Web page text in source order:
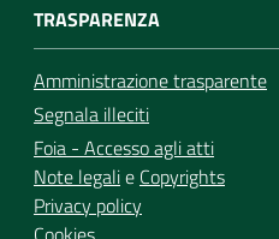
TRASPARENZA
Amministrazione trasparente
Segnala illeciti
Foia - Accesso agli atti
Note legalie Copyrights
Privacy policy